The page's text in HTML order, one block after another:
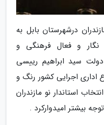
درشهرستان بابل به
نگار و فعال فرهنگی و
سید ابراهیم رییسی
اداری اجرایی کشور رنگ و
استاندار نو مازندران
بیشتر امیدوارکرد .